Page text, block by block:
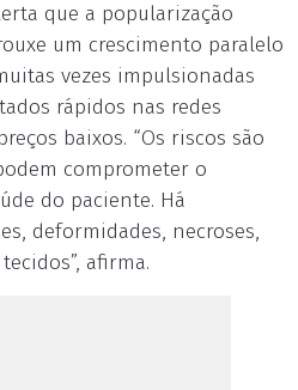
que a popularização
um crescimento paralelo
vezes impulsionadas
rápidos nas redes
baixos. “Os riscos são
comprometer o
do paciente. Há
deformidades, necroses,
afirma.